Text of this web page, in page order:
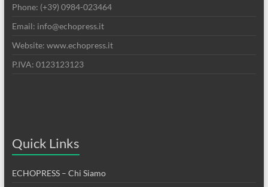
Phone: (+39) 0984-023464
Email: info@echopress.it
Website: www.echopress.it
P.IVA: 0123123123
Quick Links
ECHOPRESS – Chi Siamo